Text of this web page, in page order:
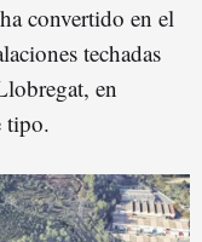
convertido en el
techadas
en
tipo.